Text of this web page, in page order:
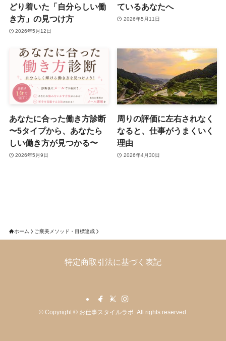
どり着いた「自分らしい働
き方」の見つけ方
2026年5月12日
ているあなたへ
2026年5月11日
あなたに合った働き方診断
〜5タイプから、あなたら
しい働き方が見つかる〜
2026年5月9日
周りの評価に左右されなく
なると、仕事がうまくいく
理由
2026年4月30日
ホーム ご褒美メソッド・目標達成
特定商取引法に基づく表記
©Copyright © お仕事スタイルラボ. All rights reserved.